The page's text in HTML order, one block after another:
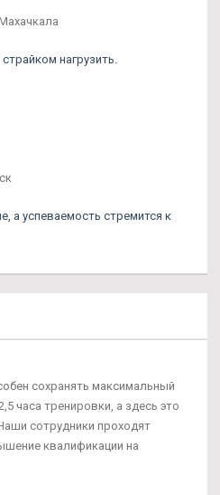
нагрузить.
а успеваемость стремится к
сохранять максимальный
часа тренировки, а здесь это
сотрудники проходят
квалификации на